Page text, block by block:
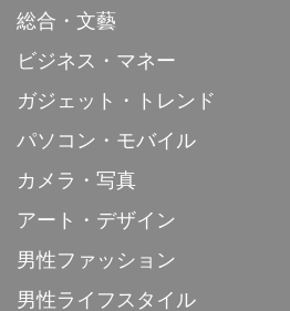
総合・文藝
ビジネス・マネー
ガジェット・トレンド
パソコン・モバイル
カメラ・写真
アート・デザイン
男性ファッション
男性ライフスタイル